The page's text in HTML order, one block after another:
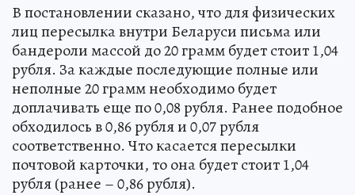
В постановлении сказано, что для физических
лиц пересылка внутри Беларуси письма или
бандероли массой до 20 грамм будет стоит 1,04
рубля. За каждые последующие полные или
неполные 20 грамм необходимо будет
доплачивать еще по 0,08 рубля. Ранее подобное
обходилось в 0,86 рубля и 0,07 рубля
соответственно. Что касается пересылки
почтовой карточки, то она будет стоит 1,04
рубля (ранее – 0,86 рубля).